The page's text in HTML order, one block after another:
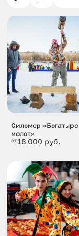
Силомер
молот»
от18 000 руб.